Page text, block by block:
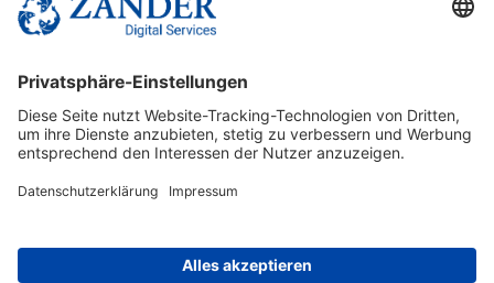
© 2025 Zander Digital Services Deutschland GmbH